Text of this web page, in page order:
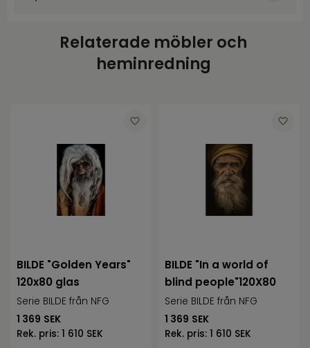
Produktvikt
6700
NFG
Relaterade möbler och
heminredning
BILDE "Golden Years"
120x80 glas
Serie BILDE från NFG
1 369 SEK
Rek. pris: 1 610 SEK
BILDE "In a world of
blind people"120X80
Serie BILDE från NFG
1 369 SEK
Rek. pris: 1 610 SEK